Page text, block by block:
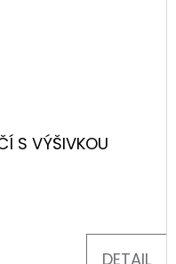
S VÝŠIVKOU
DETAIL